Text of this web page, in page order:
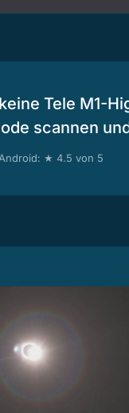
Tele M1-
scannen
Android: ★ 4.5 von 5